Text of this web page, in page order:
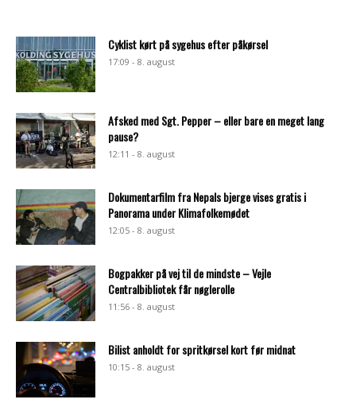
Cyklist kørt på sygehus efter påkørsel
17:09 - 8. august
Afsked med Sgt. Pepper – eller bare en meget lang
pause?
12:11 - 8. august
Dokumentarfilm fra Nepals bjerge vises gratis i
Panorama under Klimafolkemødet
12:05 - 8. august
Bogpakker på vej til de mindste – Vejle
Centralbibliotek får nøglerolle
11:56 - 8. august
Bilist anholdt for spritkørsel kort før midnat
10:15 - 8. august